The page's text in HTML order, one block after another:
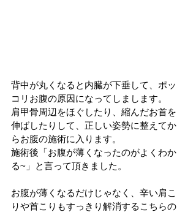
背中が丸くなると内臓が下垂して、ポッ
コリお腹の原因になってしまします。
肩甲骨周辺をほぐしたり、縮んだお首を
伸ばしたりして、正しい姿勢に整えてか
らお腹の施術に入ります。
施術後「お腹が薄くなったのがよくわか
る~」と言って頂きました。
お腹が薄くなるだけじゃなく、辛い肩こ
りや首こりもすっきり解消するこちらの